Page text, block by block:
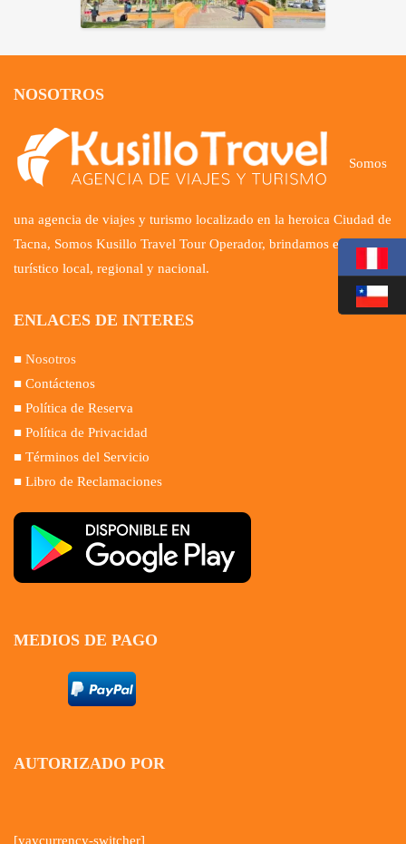
NOSOTROS
Somos
una agencia de viajes y turismo localizado en la heroica Ciudad de
Tacna, Somos Kusillo Travel Tour Operador, brindamos el servicio
turístico local, regional y nacional.
ENLACES DE INTERES
■ Nosotros
■ Contáctenos
■ Política de Reserva
■ Política de Privacidad
■ Términos del Servicio
■ Libro de Reclamaciones
MEDIOS DE PAGO
AUTORIZADO POR
[yaycurrency-switcher]